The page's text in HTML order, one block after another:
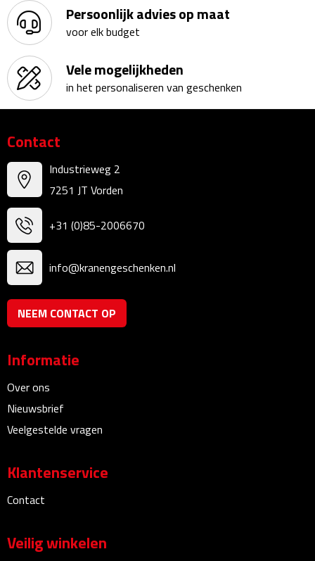
Agenda's
Kalenders
Beurs & Evenementen
Banners
Barmatten
Naambadges & naamkaarthouders
Stickers
Visitekaartjes
Vlaggen
Bureau Toebehoren
Bureauklokken
Bureaulampen
Bureau onderleggers
Bureausets
Persoonlijk advies op maat
voor elk budget
Vele mogelijkheden
in het personaliseren van geschenken
Contact
Industrieweg 2
7251 JT Vorden
+31 (0)85-2006670
info@kranengeschenken.nl
NEEM CONTACT OP
Informatie
Over ons
Nieuwsbrief
Veelgestelde vragen
Klantenservice
Contact
Veilig winkelen